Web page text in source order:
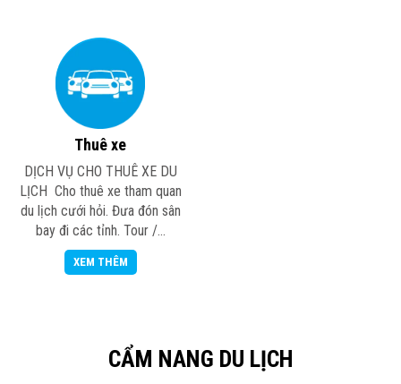
Thuê xe
DỊCH VỤ CHO THUÊ XE DU
LỊCH Cho thuê xe tham quan
du lịch cưới hỏi. Đưa đón sân
bay đi các tỉnh. Tour /...
XEM THÊM
CẨM NANG DU LỊCH